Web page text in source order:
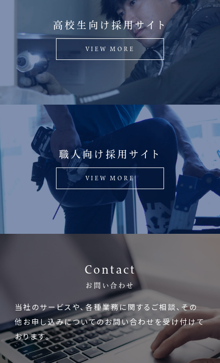
高校生向け採用サイト
VIEW MORE
職人向け採用サイト
VIEW MORE
Contact
お問い合わせ
当社のサービスや、各種業務に関するご相談、 その
他お申し込みについてのお問い合わせを受け付けて
おります。